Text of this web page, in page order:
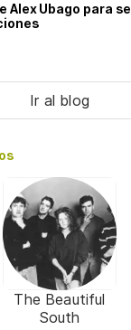
Alex Ubago para
Ir al blog
The Beautiful
South